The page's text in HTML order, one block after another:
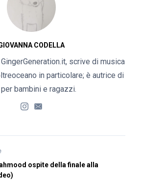
CODELLA
scrive di musica
in particolare; è autrice di
per bambini e ragazzi.
ospite della finale alla